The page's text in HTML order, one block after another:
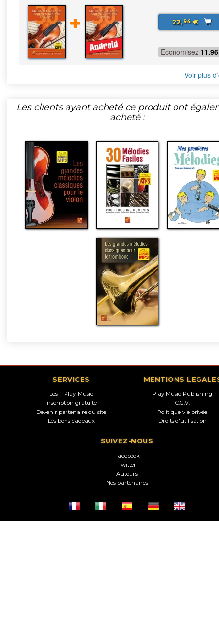
22,94€
Economisez 11.96
Voir plus
Les clients ayant acheté ce produit ont
acheté :
SERVICES
Les + Play-Music
Inscription gratuite
Devenir partenaire du site
Les bons cadeaux
MENTIONS
Play Music Publishing
C.G.V.
Politique vie privée
Droits d'utilisation
SUIVEZ-NOUS
Facebook
Twitter
Auteurs
Nos partenaires